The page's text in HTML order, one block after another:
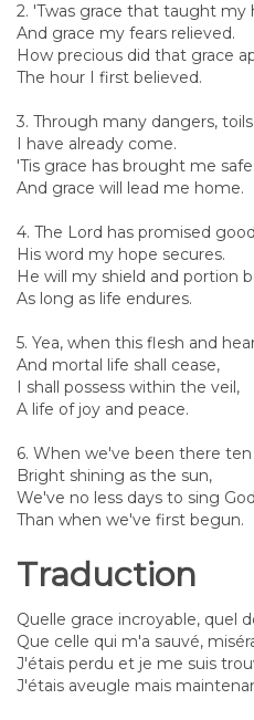
2. 'Twas grace that taught my
And grace my fears relieved.
How precious did that grace
The hour I first believed.
3. Through many dangers,
I have already come.
'Tis grace has brought me
And grace will lead me home.
4. The Lord has promised
His word my hope secures.
He will my shield and portion
As long as life endures.
5. Yea, when this flesh and
And mortal life shall cease,
I shall possess within the veil,
A life of joy and peace.
6. When we've been there
Bright shining as the sun,
We've no less days to sing
Than when we've first begun.
Traduction
Quelle grace incroyable, quel
Que celle qui m'a sauvé,
J'étais perdu et je me suis
J'étais aveugle mais